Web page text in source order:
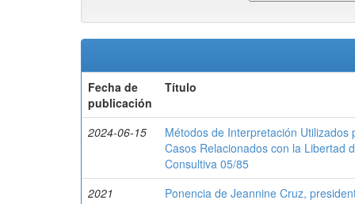
Fecha de
publicación
Título
2024-06-15
Métodos de Interpretación
Casos Relacionados con la Libertad
Consultiva 05/85
2021 Ponencia de Jeannine Cruz,